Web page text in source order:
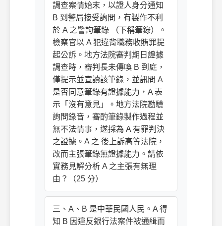
調查案情始末，以證人身分通知
B 到警局接受詢問，有製作不利
於 A 之警詢筆錄 （下稱筆錄）。
檢察官以 A 犯違背職務收賄罪提
起公訴。地方法院審判期日證據
調查時，審判長未傳喚 B 到庭，
僅提示並宣讀該筆錄，並訊問 A
是否同意筆錄有證據能力，A 表
示「沒有意見」。地方法院勘驗
詢問錄音，審酌筆錄製作過程並
無不法情事，遂採為 A 有罪判決
之證據。A 之 後上訴高等法院，
改而主張筆錄無證據能力。請依
實務見解分析 A 之主張有無理
由？（25 分）
三、A、B 是中華民國人民。A 得
知 B 因違反銀行法案件被通緝而